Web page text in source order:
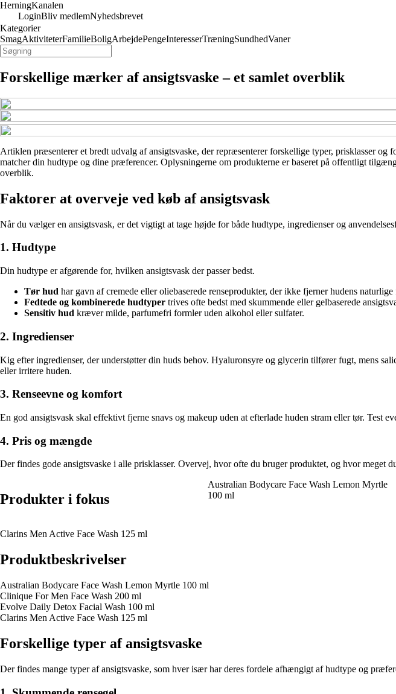
HerningKanalen
LoginBliv medlemNyhedsbrevet
Kategorier
SmagAktiviteterFamilieBoligArbejdePengeInteresserTræningSundhedVaner
Forskellige mærker af ansigtsvaske – et samlet overblik
Artiklen præsenterer et bredt udvalg af ansigtsvaske, der repræsenterer forskellige typer, prisklasser
matcher din hudtype og dine præferencer. Oplysningerne om produkterne er baseret på offentligt
overblik.
Faktorer at overveje ved køb af ansigtsvask
Når du vælger en ansigtsvask, er det vigtigt at tage højde for både hudtype, ingredienser og
1. Hudtype
Din hudtype er afgørende for, hvilken ansigtsvask der passer bedst.
Tør hud har gavn af cremede eller oliebaserede renseprodukter, der ikke fjerner hudens naturlige
Fedtede og kombinerede hudtyper trives ofte bedst med skummende eller gelbaserede
Sensitiv hud kræver milde, parfumefri formler uden alkohol eller sulfater.
2. Ingredienser
Kig efter ingredienser, der understøtter din huds behov. Hyaluronsyre og glycerin tilfører fugt, mens
eller irritere huden.
3. Renseevne og komfort
En god ansigtsvask skal effektivt fjerne snavs og makeup uden at efterlade huden stram eller tør. Test
4. Pris og mængde
Der findes gode ansigtsvaske i alle prisklasser. Overvej, hvor ofte du bruger produktet, og hvor
Produkter i fokus
Australian Bodycare Face Wash Lemon Myrtle
100 ml
Clarins Men Active Face Wash 125 ml
Produktbeskrivelser
Australian Bodycare Face Wash Lemon Myrtle 100 ml
Clinique For Men Face Wash 200 ml
Evolve Daily Detox Facial Wash 100 ml
Clarins Men Active Face Wash 125 ml
Forskellige typer af ansigtsvaske
Der findes mange typer af ansigtsvaske, som hver især har deres fordele afhængigt af hudtype og